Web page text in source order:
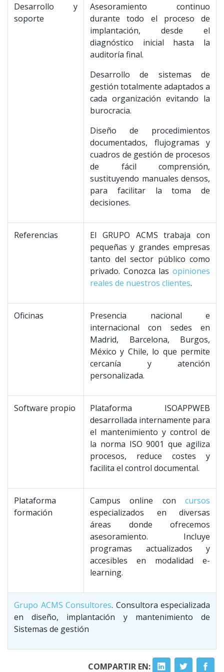
Desarrollo y
soporte
Asesoramiento continuo
durante todo el proceso de
implantación, desde el
diagnóstico inicial hasta la
auditoría final.
Desarrollo de sistemas de
gestión totalmente adaptados a
cada organización evitando la
burocracia.
Diseño de procedimientos
documentados, flujogramas y
cuadros de gestión de procesos
de fácil comprensión,
sustituyendo manuales densos,
para facilitar la toma de
decisiones.
Referencias
El GRUPO ACMS trabaja con
pequeñas y grandes empresas
tanto del sector público como
privado. Conozca las opiniones
reales de nuestros clientes.
Oficinas
Presencia nacional e
internacional con sedes en
Madrid, Barcelona, Burgos,
México y Chile, lo que permite
cercanía y atención
personalizada.
Software propio
Plataforma ISOAPPWEB
desarrollada internamente para
el mantenimiento y control de
la norma ISO 9001 que agiliza
procesos, reduce costes y
facilita el control documental.
Plataforma
formación
Campus online con cursos
especializados en diversas
áreas donde ofrecemos
asesoramiento. Incluye
programas actualizados y
accesibles en modalidad e-
learning.
Grupo ACMS Consultores. Consultora especializada
en diseño, implantación y mantenimiento de
Sistemas de gestión
COMPARTIR EN: